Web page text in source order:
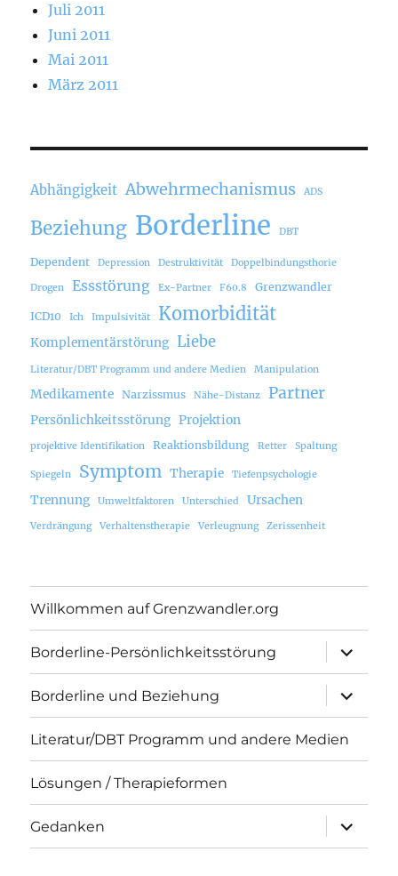
Juli 2011
Juni 2011
Mai 2011
März 2011
Abhängigkeit Abwehrmechanismus ADS
Beziehung Borderline DBT
Dependent Depression Destruktivität Doppelbindungsthorie
Drogen Essstörung Ex-Partner F60.8 Grenzwandler
ICD10 Ich Impulsivität Komorbidität
Komplementärstörung Liebe
Literatur/DBT Programm und andere Medien Manipulation
Medikamente Narzissmus Nähe-Distanz Partner
Persönlichkeitsstörung Projektion
projektive Identifikation Reaktionsbildung Retter Spaltung
Spiegeln Symptom Therapie Tiefenpsychologie
Trennung Umweltfaktoren Unterschied Ursachen
Verdrängung Verhaltenstherapie Verleugnung Zerissenheit
Willkommen auf Grenzwandler.org
Borderline-Persönlichkeitsstörung
öffnen
Borderline und Beziehung
öffnen
Literatur/DBT Programm und andere Medien
Lösungen / Therapieformen
Gedanken
öffnen